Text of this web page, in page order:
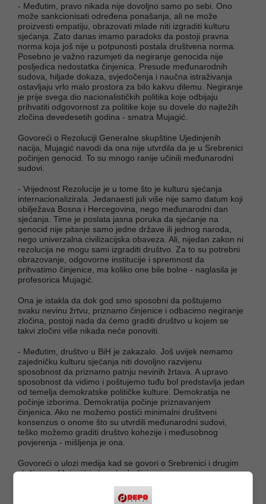
- Međutim, pravo nikada nije dovoljno samo po sebi. Ono
može sankcionisati određena ponašanja, ali ne može
proizvesti empatiju, obrazovati mlade niti izgraditi kulturu
sjećanja. Zato danas imamo paradoks da postoji pravna
norma koja još nije u potpunosti postala društvena norma.
Posebno je važno razumjeti da negiranje genocida nije
posljedica nedostatka činjenica. Presude međunarodnih
sudova, hiljade dokaza, svjedočenja i naučna istraživanja
ostavljaju vrlo malo prostora za bilo kakvu dilemu. Negiranje
je prije svega dio nacionalističkih politika koje odbijaju
prihvatiti odgovornost za politike koje su dovele do najtežih
zločina devedesetih godina - smatra Mujagić.
Govoreći o Rezoluciji Generalne skupštine Ujedinjenih
nacija, Mujagić navodi da ona nije utvrdila da je u Srebrenici
počinjen genocid. To su mnogo ranije učinili međunarodni
sudovi.
- Vrijednost Rezolucije je u tome što je kulturu sjećanja
internacionalizirala. Jedanaesti juli više nije samo datum koji
obilježava Bosna i Hercegovina, nego međunarodni dan
sjećanja. Time je poslata jasna poruka da sjećanje na
genocid nije pitanje samo jedne države ili jednog naroda,
nego univerzalna civilizacijska obaveza. Ali, nijedan zakon ni
rezolucija ne mogu sami izgraditi društvo. Za to su potrebni
obrazovanje, odgovorne institucije i spremnost da
prihvatimo činjenice, ma koliko one bile bolne - naglasila je
profesorica Mujagić.
Ona je istakla da dok god smo sposobni da poštujemo
svaku nevinu žrtvu, priznamo činjenice i odbacimo negiranje
zločina, postoji nada da ćemo graditi društvo u kojem se
takvi zločini više nikada neće ponoviti.
- Međutim, društvo u BiH je zakazalo. Još uvijek nemamo
zajedničku kulturu sjećanja niti dovoljno razvijenu
sposobnost da priznamo patnju nevinih žrtava. A upravo
sposobnost da vidimo i poštujemo tuđu bol predstavlja jedan
od temelja demokratske političke kulture. Demokratija ne
počinje izborima. Demokratija počinje priznavanjem
činjenica. Ako ne možemo postići minimalni društveni
konsenzus o onome što su utvrdili međunarodni sudovi,
teško možemo graditi društvo kohezije i međusobnog
povjerenja - mišljenja je ona.
Govoreći o ulozi medija kad se govori o Srebrenici i drugim
zločinima, Mujagić je kazala da živimo u vremenu